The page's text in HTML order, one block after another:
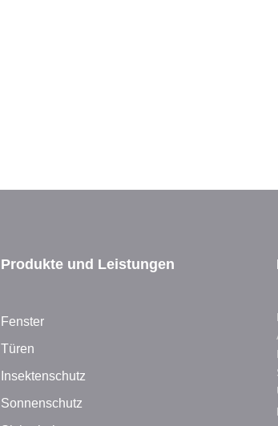
Produkte und Leistungen
Fenster
Türen
Insektenschutz
Sonnenschutz